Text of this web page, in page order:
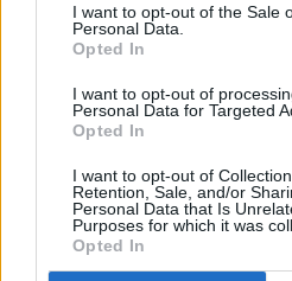
cualquier momento entrando de
visitando nuestra política de
I want to opt-out of the Sale
Personal Data.
Opted In
I want to opt-out of
Personal Data for Targeted
Opted In
I want to opt-out of
Retention, Sale, and/or
Personal Data that Is
Purposes for which it was
Opted In